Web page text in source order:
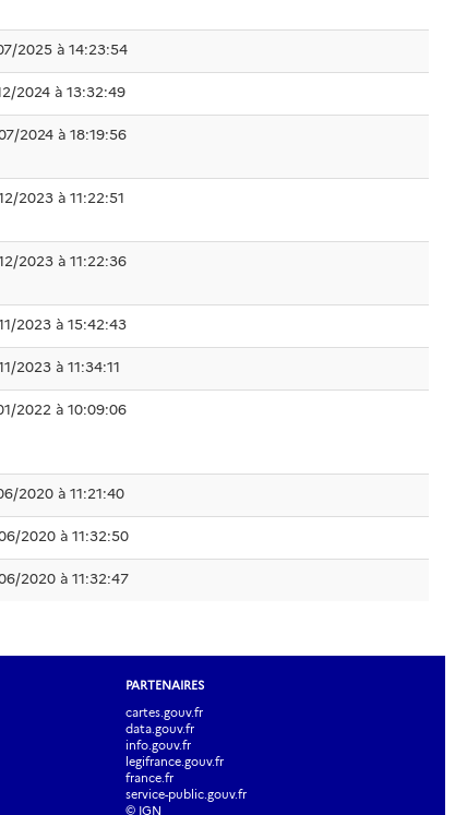
2025 à 14:23:54
2024 à 13:32:49
2024 à 18:19:56
2023 à 11:22:51
2023 à 11:22:36
2023 à 15:42:43
2023 à 11:34:11
2022 à 10:09:06
2020 à 11:21:40
2020 à 11:32:50
2020 à 11:32:47
PARTENAIRES
cartes.gouv.fr
data.gouv.fr
info.gouv.fr
legifrance.gouv.fr
france.fr
service-public.gouv.fr
© IGN